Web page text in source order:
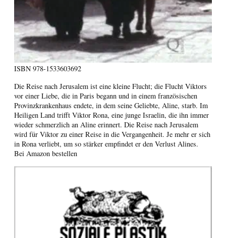
ISBN 978-1533603692
Die Reise nach Jerusalem ist eine kleine Flucht; die Flucht Viktors
vor einer Liebe, die in Paris begann und in einem französischen
Provinzkrankenhaus endete, in dem seine Geliebte, Aline, starb. Im
Heiligen Land trifft Viktor Rona, eine junge Israelin, die ihn immer
wieder schmerzlich an Aline erinnert. Die Reise nach Jerusalem
wird für Viktor zu einer Reise in die Vergangenheit. Je mehr er sich
in Rona verliebt, um so stärker empfindet er den Verlust Alines.
Bei Amazon bestellen